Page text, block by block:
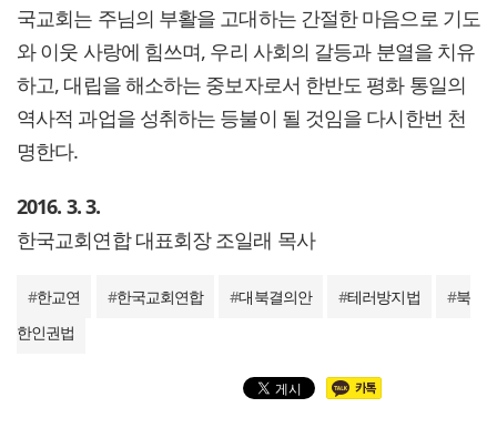
국교회는 주님의 부활을 고대하는 간절한 마음으로 기도
와 이웃 사랑에 힘쓰며, 우리 사회의 갈등과 분열을 치유
하고, 대립을 해소하는 중보자로서 한반도 평화 통일의
역사적 과업을 성취하는 등불이 될 것임을 다시한번 천
명한다.
2016. 3. 3.
한국교회연합 대표회장 조일래 목사
#한교연 #한국교회연합 #대북결의안 #테러방지법 #북
한인권법